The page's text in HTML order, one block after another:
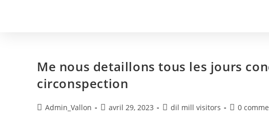
Me nous detaillons tous les jours
circonspection
Admin_Vallon avril 29, 2023 dil mill visitors 0